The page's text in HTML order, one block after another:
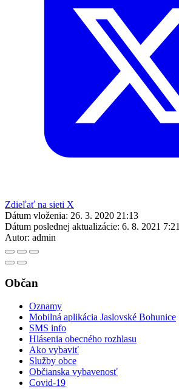
Zdieľať na sieti X
Dátum vloženia: 26. 3. 2020 21:13
Dátum poslednej aktualizácie: 6. 8. 2021 7:21
Autor: admin
Občan
Oznamy
Mobilná aplikácia Jaslovské Bohunice
SMS info
Hlásenia obecného rozhlasu
Ako vybaviť
Služby obce
Občianska vybavenosť
Covid-19